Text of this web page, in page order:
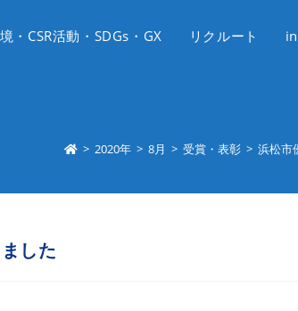
・CSR活動・SDGs・GX リクルート
> 2020年 > 8月 > 受賞・表彰 > 浜松市
した